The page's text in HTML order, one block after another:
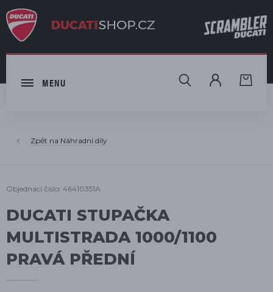
MENU HLEDAT
Náhradní díly
Objednací číslo: 46410351A
DUCATI STUPAČKA
MULTISTRADA 1000/1100
PRAVÁ PŘEDNÍ